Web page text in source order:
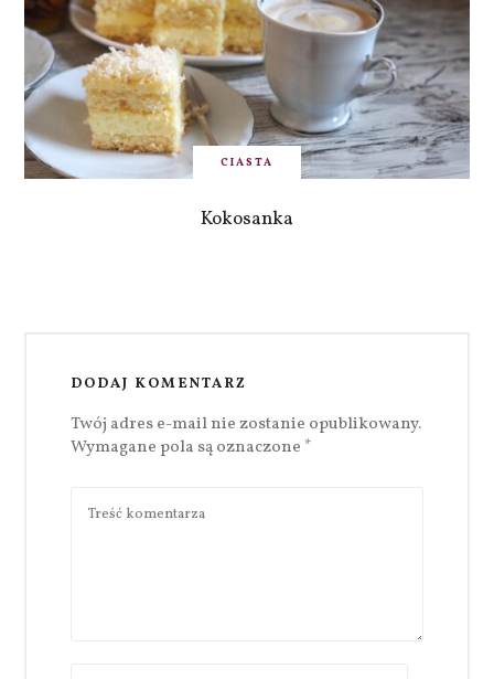
CIASTA
Kokosanka
DODAJ KOMENTARZ
Twój adres e-mail nie zostanie opublikowany.
Wymagane pola są oznaczone *